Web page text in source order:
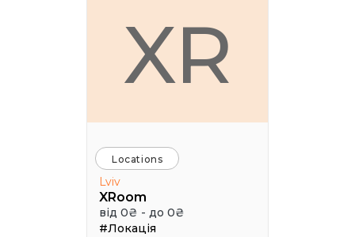
XR
Locations
Lviv
XRoom
від 0₴ - до 0₴
#Локація